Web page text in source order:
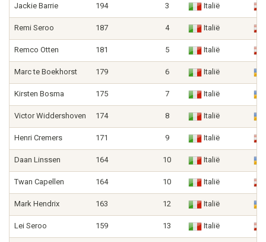
Jackie Barrie 194 3 Italië
Remi Seroo 187 4 Italië
Remco Otten 181 5 Italië
Marc te Boekhorst 179 6 Italië
Kirsten Bosma 175 7 Italië
Victor Widdershoven 174 8 Italië
Henri Cremers 171 9 Italië
Daan Linssen 164 10 Italië
Twan Capellen 164 10 Italië
Mark Hendrix 163 12 Italië
Lei Seroo 159 13 Italië